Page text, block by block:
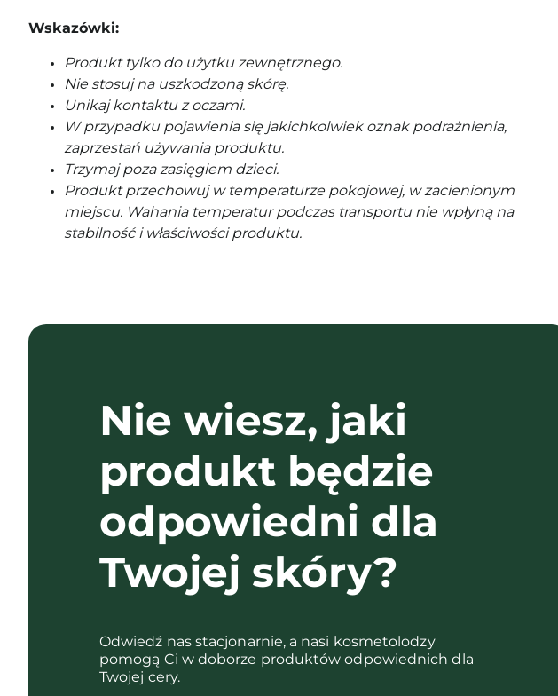
Wskazówki:
Produkt tylko do użytku zewnętrznego.
Nie stosuj na uszkodzoną skórę.
Unikaj kontaktu z oczami.
W przypadku pojawienia się jakichkolwiek oznak podrażnienia,
zaprzestań używania produktu.
Trzymaj poza zasięgiem dzieci.
Produkt przechowuj w temperaturze pokojowej, w zacienionym
miejscu. Wahania temperatur podczas transportu nie wpłyną na
stabilność i właściwości produktu.
Nie wiesz, jaki
produkt będzie
odpowiedni dla
Twojej skóry?
Odwiedź nas stacjonarnie, a nasi kosmetolodzy
pomogą Ci w doborze produktów odpowiednich dla
Twojej cery.